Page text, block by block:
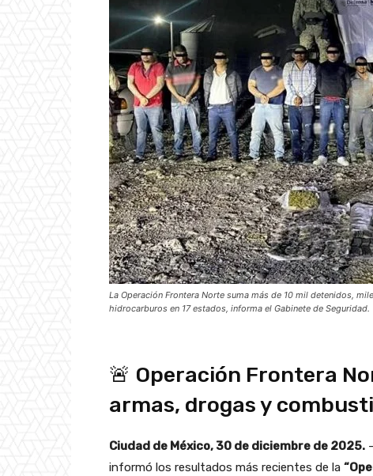
La Operación Frontera Norte suma más de 10 mil detenidos,
hidrocarburos en 17 estados, informa el Gabinete de Seguridad.
🚨 Operación Frontera
armas, drogas y
Ciudad de México, 30 de diciembre de 2025.
informó los resultados más recientes de la